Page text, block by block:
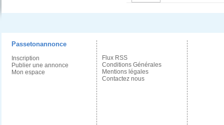
Passetonannonce
Inscription
Publier une annonce
Mon espace
Flux RSS
Conditions Générales
Mentions légales
Contactez nous